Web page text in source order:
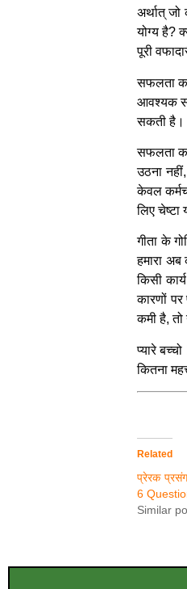
अर्थात्
योग्य है?
पूरी
सफलता
आवश्यक
सकती है।
सफलता
उठना
केवल
लिए चेष्टा
गीता के
हमारा
किसी
कारणों
कमी है,
प्यारे
कितना
Related
प्रेरक
6
Similar